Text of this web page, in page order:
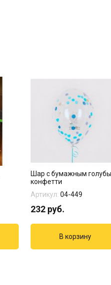
Шар с бумажным
конфетти
Артикул: 04-449
232 руб.